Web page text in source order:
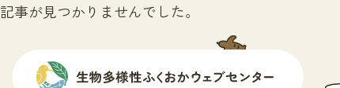
記事が見つかりませんでした。